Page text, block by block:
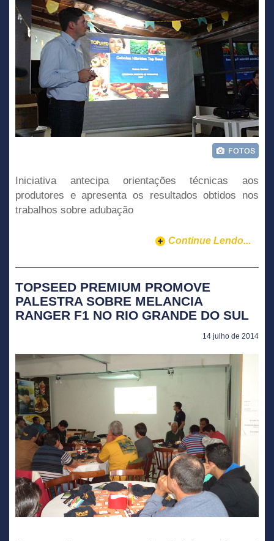
Iniciativa antecipa orientações técnicas aos
produtores e apresenta os resultados obtidos nos
trabalhos sobre adubação
Continue Lendo...
TOPSEED PREMIUM PROMOVE
PALESTRA SOBRE MELANCIA
RANGER F1 NO RIO GRANDE DO SUL
14 julho de 2014